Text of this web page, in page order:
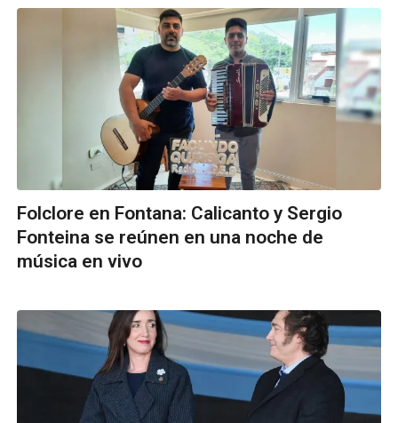
Folclore en Fontana: Calicanto y Sergio
Fonteina se reúnen en una noche de
música en vivo